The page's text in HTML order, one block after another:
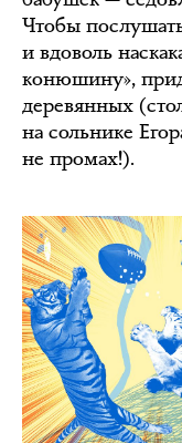
Чтобы
и вдоволь
конюшину»,
деревянных
на сольнике
не промах!).